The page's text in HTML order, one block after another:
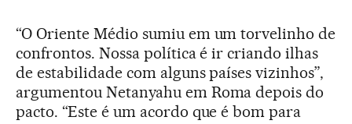
“O Oriente Médio sumiu em um torvelinho de
confrontos. Nossa política é ir criando ilhas
de estabilidade com alguns países vizinhos”,
argumentou Netanyahu em Roma depois do
pacto. “Este é um acordo que é bom para